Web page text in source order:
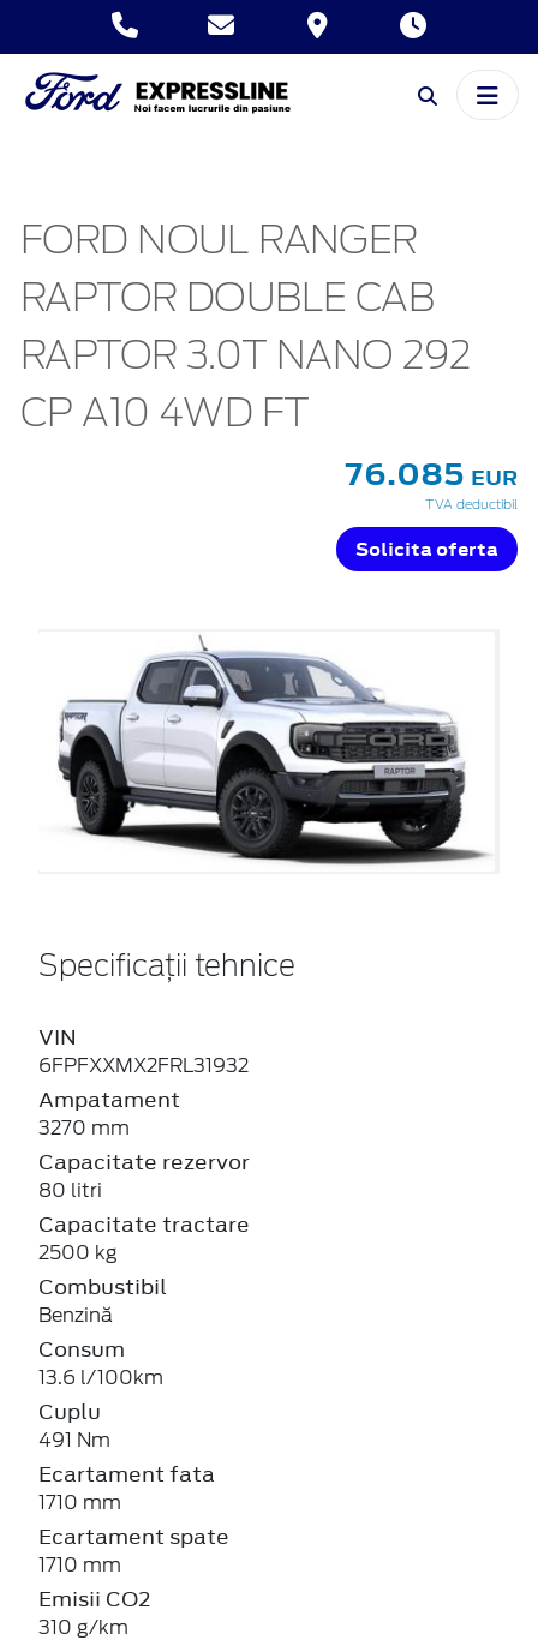
FORD NOUL RANGER
RAPTOR DOUBLE CAB
RAPTOR 3.0T NANO 292
CP A10 4WD FT
76.085 EUR
TVA deductibil
Solicita oferta
Specificații tehnice
VIN
6FPFXXMX2FRL31932
Ampatament
3270 mm
Capacitate rezervor
80 litri
Capacitate tractare
2500 kg
Combustibil
Benzină
Consum
13.6 l/100km
Cuplu
491 Nm
Ecartament fata
1710 mm
Ecartament spate
1710 mm
Emisii CO2
310 g/km